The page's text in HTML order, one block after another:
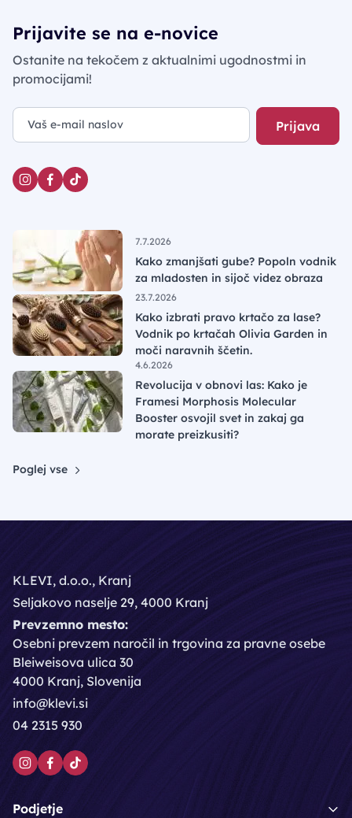
Prijavite se na e-novice
Ostanite na tekočem z aktualnimi ugodnostmi in
promocijami!
Prijava
7.7.2026
Kako zmanjšati gube? Popoln vodnik
za mladosten in sijoč videz obraza
23.7.2026
Kako izbrati pravo krtačo za lase?
Vodnik po krtačah Olivia Garden in
moči naravnih ščetin.
4.6.2026
Revolucija v obnovi las: Kako je
Framesi Morphosis Molecular
Booster osvojil svet in zakaj ga
morate preizkusiti?
Poglej vse
KLEVI, d.o.o., Kranj
Seljakovo naselje 29, 4000 Kranj
Prevzemno mesto:
Osebni prevzem naročil in trgovina za pravne osebe
Bleiweisova ulica 30
4000 Kranj, Slovenija
info@klevi.si
04 2315 930
Podjetje